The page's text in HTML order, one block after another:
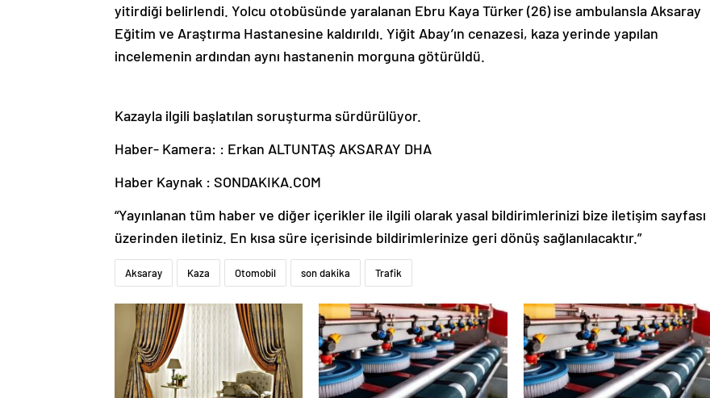
yitirdiği belirlendi. Yolcu otobüsünde yaralanan Ebru Kaya Türker (26) ise ambulansla Aksaray
Eğitim ve Araştırma Hastanesine kaldırıldı. Yiğit Abay’ın cenazesi, kaza yerinde yapılan
incelemenin ardından aynı hastanenin morguna götürüldü.
Kazayla ilgili başlatılan soruşturma sürdürülüyor.
Haber- Kamera: : Erkan ALTUNTAŞ AKSARAY DHA
Haber Kaynak : SONDAKIKA.COM
“Yayınlanan tüm haber ve diğer içerikler ile ilgili olarak yasal bildirimlerinizi bize iletişim sayfası
üzerinden iletiniz. En kısa süre içerisinde bildirimlerinize geri dönüş sağlanılacaktır.”
Aksaray Kaza Otomobil son dakika Trafik